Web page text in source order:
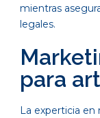
mientras
legales.
para
La experticia